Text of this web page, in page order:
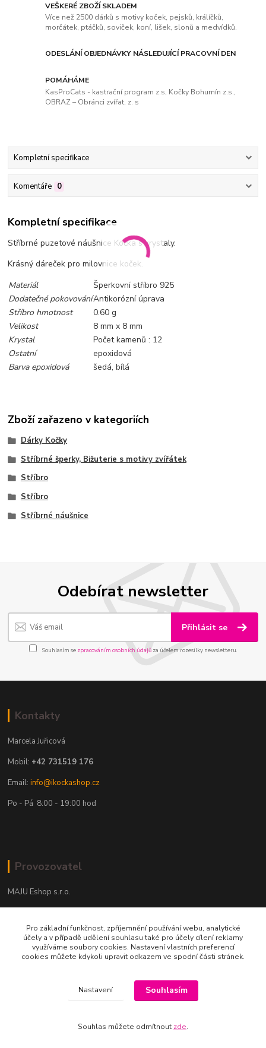
VEŠKERÉ ZBOŽÍ SKLADEM
Více než 2500 dárků s motivy koček, pejsků, králíčků,
morčátek, ptáčků, soviček, koní, lišek, slonů a medvídků.
ODESLÁNÍ OBJEDNÁVKY NÁSLEDUJÍCÍ PRACOVNÍ DEN
POMÁHÁME
KasProCats - kastrační program z.s, Kočky Bohumín z.s.,
OBRAZ – Obránci zvířat, z. s
Kompletní specifikace
Komentáře 0
Kompletní specifikace
Stříbrné puzetové náušnice Kočka s krystaly.
Krásný dáreček pro milovnice koček.
Materiál
Šperkovní stříbro 925
Dodatečné pokovováníAntikorózní úprava
Stříbro hmotnost
0.60 g
Velikost
8 mm x 8 mm
Krystal
Počet kamenů : 12
Ostatní
epoxidová
Barva epoxidová
šedá, bílá
Zboží zařazeno v kategoriích
Dárky Kočky
Stříbrné šperky, Bižuterie s motivy zvířátek
Stříbro
Stříbro
Stříbrné náušnice
Odebírat newsletter
Přihlásit se
Souhlasím se zpracováním osobních údajůza účelem rozesílky newsletteru.
Kontakty
Marcela Juřicová
Mobil: +42 731519 176
Email:info@ikockashop.cz
Po - Pá 8:00 - 19:00 hod
Provozovatel
MAJU Eshop s.r.o.
702 00 Ostrava
IČ: 09674799
Pro základní funkčnost, zpříjemnění používání webu, analytické
účely a v případě udělení souhlasu také pro účely cílení reklamy
využíváme soubory cookies. Nastavení vlastních preferencí
cookies můžete kdykoli upravit odkazem ve spodní části stránek.
Nastavení Souhlasím
Souhlas můžete odmítnout zde.